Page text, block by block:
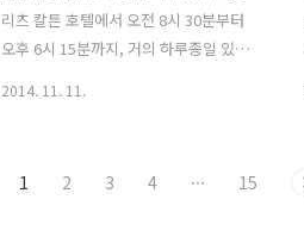
것 같다. 링크가 변경될 때를 위해서, 아래
에 붙여넣기 해본다. ne..
리츠 칼튼 호텔에서 오전 8시 30분부터
오후 6시 15분까지, 거의 하루종일 있었
지 않아서 난 잘 모르겠다. 대부분 (혹은
2014. 11. 11.
1 2 3 4 ··· 15